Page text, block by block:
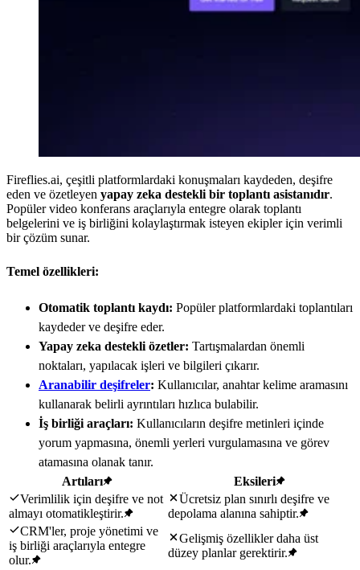
Fireflies.ai, çeşitli platformlardaki konuşmaları kaydeden, deşifre
eden ve özetleyen yapay zeka destekli bir toplantı asistanıdır.
Popüler video konferans araçlarıyla entegre olarak toplantı
belgelerini ve iş birliğini kolaylaştırmak isteyen ekipler için verimli
bir çözüm sunar.
Temel özellikleri:
Otomatik toplantı kaydı: Popüler platformlardaki toplantıları
kaydeder ve deşifre eder.
Yapay zeka destekli özetler: Tartışmalardan önemli
noktaları, yapılacak işleri ve bilgileri çıkarır.
Aranabilir deşifreler: Kullanıcılar, anahtar kelime aramasını
kullanarak belirli ayrıntıları hızlıca bulabilir.
İş birliği araçları: Kullanıcıların deşifre metinleri içinde
yorum yapmasına, önemli yerleri vurgulamasına ve görev
atamasına olanak tanır.
Artıları
Eksileri
Verimlilik için deşifre ve not
almayı otomatikleştirir.
Ücretsiz plan sınırlı deşifre ve
depolama alanına sahiptir.
CRM'ler, proje yönetimi ve
iş birliği araçlarıyla entegre
olur.
Gelişmiş özellikler daha üst
düzey planlar gerektirir.